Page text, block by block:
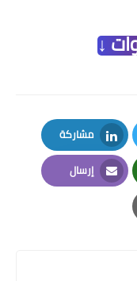
↓
مشاركة
LinkedIn
إرسال
Email